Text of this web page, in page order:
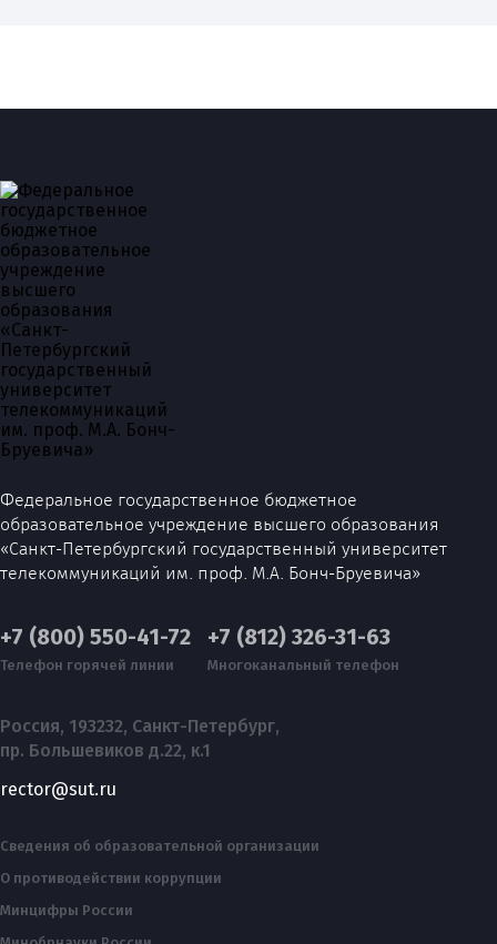
Федеральное государственное бюджетное
образовательное учреждение высшего образования
«Санкт-Петербургский государственный университет
телекоммуникаций им. проф. М.А. Бонч-Бруевича»
+7 (800) 550-41-72
Телефон горячей линии
+7 (812) 326-31-63
Многоканальный телефон
Россия, 193232, Санкт-Петербург,
пр. Большевиков д.22, к.1
rector@sut.ru
Сведения об образовательной организации
О противодействии коррупции
Минцифры России